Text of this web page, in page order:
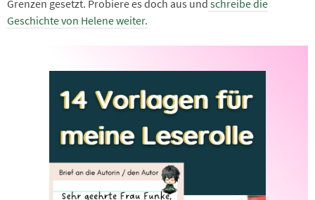
Grenzen gesetzt. Probiere es doch aus und schreibe die
Geschichte von Helene weiter.